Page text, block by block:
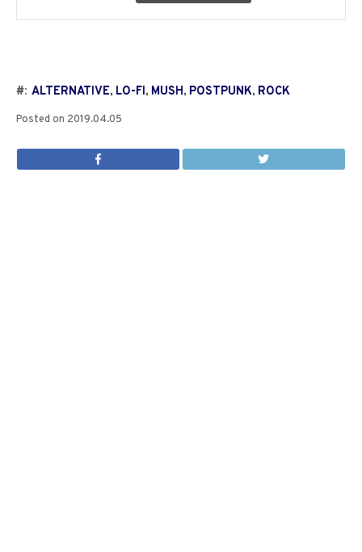
#: ALTERNATIVE, LO-FI, MUSH, POSTPUNK, ROCK
Posted on 2019.04.05